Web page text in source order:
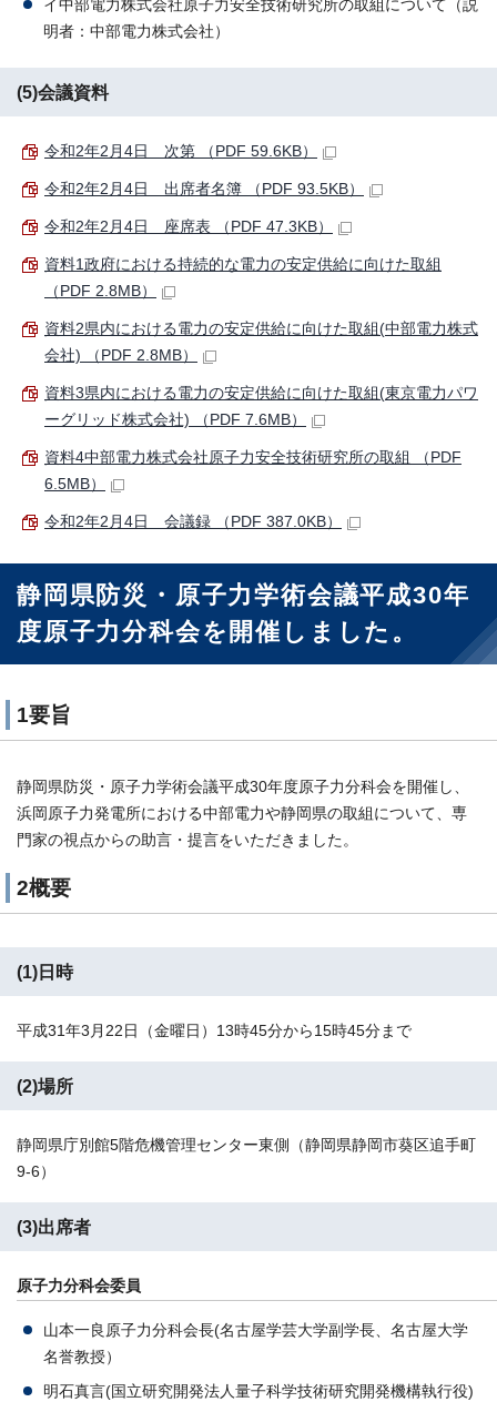
イ中部電力株式会社原子力安全技術研究所の取組について（説
明者：中部電力株式会社）
(5)会議資料
令和2年2月4日 次第 （PDF 59.6KB）
令和2年2月4日 出席者名簿 （PDF 93.5KB）
令和2年2月4日 座席表 （PDF 47.3KB）
資料1政府における持続的な電力の安定供給に向けた取組
（PDF 2.8MB）
資料2県内における電力の安定供給に向けた取組(中部電力株式
会社) （PDF 2.8MB）
資料3県内における電力の安定供給に向けた取組(東京電力パワ
ーグリッド株式会社) （PDF 7.6MB）
資料4中部電力株式会社原子力安全技術研究所の取組 （PDF
6.5MB）
令和2年2月4日 会議録 （PDF 387.0KB）
静岡県防災・原子力学術会議平成30年
度原子力分科会を開催しました。
1要旨
静岡県防災・原子力学術会議平成30年度原子力分科会を開催し、
浜岡原子力発電所における中部電力や静岡県の取組について、専
門家の視点からの助言・提言をいただきました。
2概要
(1)日時
平成31年3月22日（金曜日）13時45分から15時45分まで
(2)場所
静岡県庁別館5階危機管理センター東側（静岡県静岡市葵区追手町
9-6）
(3)出席者
原子力分科会委員
山本一良原子力分科会長(名古屋学芸大学副学長、名古屋大学
名誉教授）
明石真言(国立研究開発法人量子科学技術研究開発機構執行役)